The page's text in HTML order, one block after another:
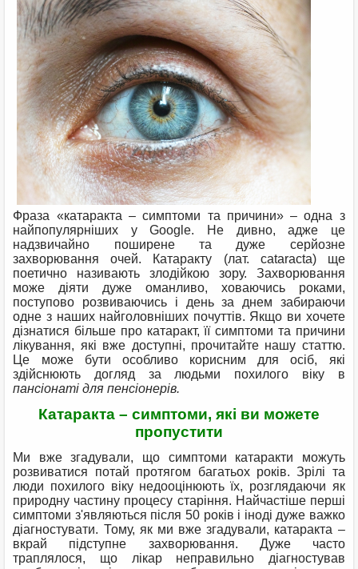
Фраза «катаракта – симптоми та причини» – одна з
найпопулярніших у Google. Не дивно, адже це
надзвичайно поширене та дуже серйозне
захворювання очей. Катаракту (лат. cataracta) ще
поетично називають злодійкою зору. Захворювання
може діяти дуже оманливо, ховаючись роками,
поступово розвиваючись і день за днем ​​забираючи
одне з наших найголовніших почуттів. Якщо ви хочете
дізнатися більше про катаракт, її симптоми та причини
лікування, які вже доступні, прочитайте нашу статтю.
Це може бути особливо корисним для осіб, які
здійснюють догляд за людьми похилого віку в
пансіонаті для пенсіонерів.
Катаракта – симптоми, які ви можете
пропустити
Ми вже згадували, що симптоми катаракти можуть
розвиватися потай протягом багатьох років. Зрілі та
люди похилого віку недооцінюють їх, розглядаючи як
природну частину процесу старіння. Найчастіше перші
симптоми з'являються після 50 років і іноді дуже важко
діагностувати. Тому, як ми вже згадували, катаракта –
вкрай підступне захворювання. Дуже часто
траплялося, що лікар неправильно діагностував